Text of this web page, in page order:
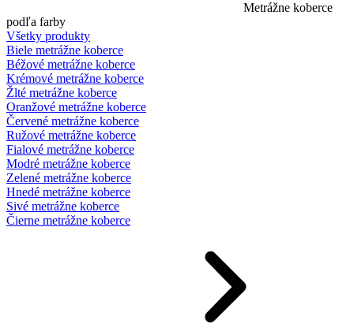
Metrážne koberce
podľa farby
Všetky produkty
Biele metrážne koberce
Béžové metrážne koberce
Krémové metrážne koberce
Žlté metrážne koberce
Oranžové metrážne koberce
Červené metrážne koberce
Ružové metrážne koberce
Fialové metrážne koberce
Modré metrážne koberce
Zelené metrážne koberce
Hnedé metrážne koberce
Sivé metrážne koberce
Čierne metrážne koberce